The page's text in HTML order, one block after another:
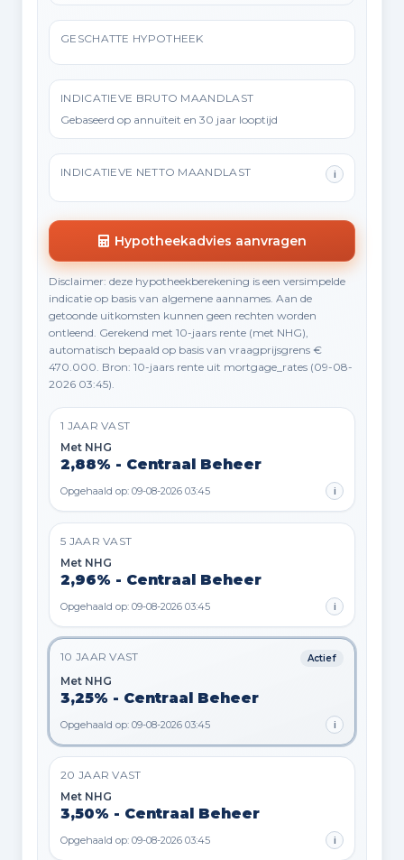
GESCHATTE HYPOTHEEK
INDICATIEVE BRUTO MAANDLAST
Gebaseerd op annuïteit en 30 jaar looptijd
INDICATIEVE NETTO MAANDLAST i
Hypotheekadvies aanvragen
Disclaimer: deze hypotheekberekening is een versimpelde
indicatie op basis van algemene aannames. Aan de
getoonde uitkomsten kunnen geen rechten worden
ontleend. Gerekend met 10-jaars rente (met NHG),
automatisch bepaald op basis van vraagprijsgrens €
470.000. Bron: 10-jaars rente uit mortgage_rates (09-08-
2026 03:45).
1 JAAR VAST
Met NHG
2,88% - Centraal Beheer
Opgehaald op: 09-08-2026 03:45 i
5 JAAR VAST
Met NHG
2,96% - Centraal Beheer
Opgehaald op: 09-08-2026 03:45 i
10 JAAR VAST Actief
Met NHG
3,25% - Centraal Beheer
Opgehaald op: 09-08-2026 03:45 i
20 JAAR VAST
Met NHG
3,50% - Centraal Beheer
Opgehaald op: 09-08-2026 03:45 i